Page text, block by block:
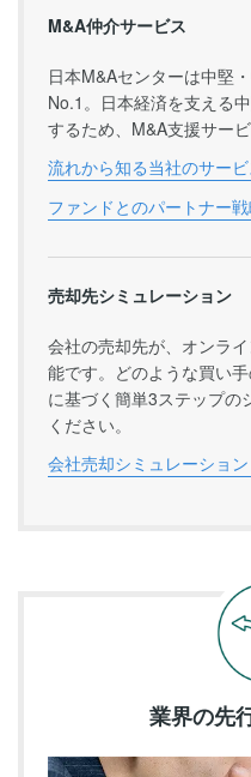
M&A仲介サービス
日本M&Aセンターは中堅
No.1。日本経済を支える
するため、M&A支援サー
流れから知る当社のサービ
ファンドとのパートナー
売却先シミュレーション
会社の売却先が、オンラ
能です。どのような買い
に基づく簡単3ステップの
ください。
会社売却シミュレーション
業界の先